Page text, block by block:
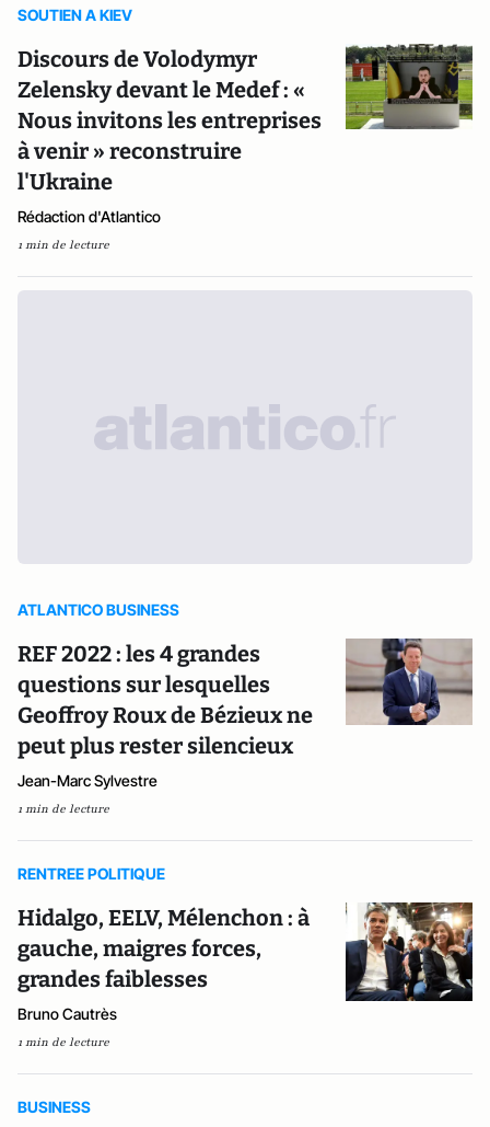
SOUTIEN A KIEV
Discours de Volodymyr
Zelensky devant le Medef : «
Nous invitons les entreprises
à venir » reconstruire
l'Ukraine
Rédaction d'Atlantico
1 min de lecture
ATLANTICO BUSINESS
REF 2022 : les 4 grandes
questions sur lesquelles
Geoffroy Roux de Bézieux ne
peut plus rester silencieux
Jean-Marc Sylvestre
1 min de lecture
RENTREE POLITIQUE
Hidalgo, EELV, Mélenchon : à
gauche, maigres forces,
grandes faiblesses
Bruno Cautrès
1 min de lecture
BUSINESS